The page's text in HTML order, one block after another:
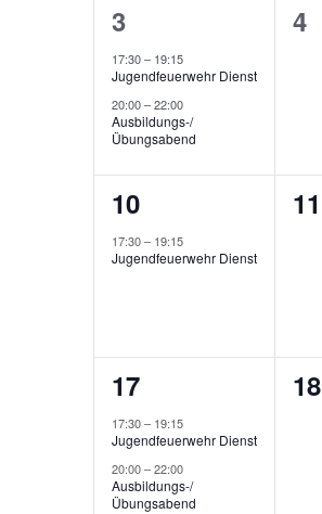
2
Veranstaltungen,
3
17:30– 19:15
Jugendfeuerwehr Dienst
20:00–22:00
Ausbildungs-/
Übungsabend
0
4
1
Veranstaltung,
10
17:30– 19:15
Jugendfeuerwehr Dienst
0
11
2
Veranstaltungen,
17
17:30– 19:15
Jugendfeuerwehr Dienst
20:00–22:00
Ausbildungs-/
Übungsabend
0
18